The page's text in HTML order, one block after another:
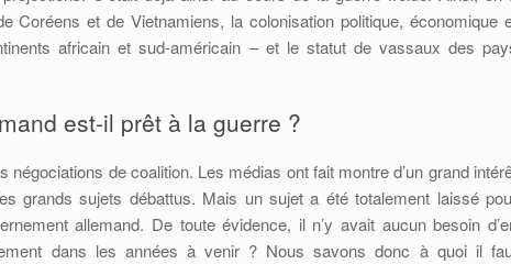
Coréens et de Vietnamiens, la colonisation politique, économique
africain et sud-américain – et le statut de vassaux des
est-il prêt à la guerre ?
de coalition. Les médias ont fait montre d’un grand
grands sujets débattus. Mais un sujet a été totalement laissé
allemand. De toute évidence, il n’y avait aucun besoin
dans les années à venir ? Nous savons donc à quoi il